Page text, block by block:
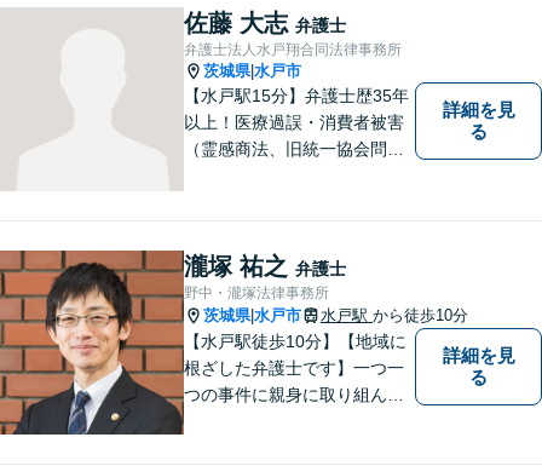
りごとがあればお気軽にご相
談ください！お一人おひとり
に誠実に向き合います。
佐藤 大志 弁護士
弁護士法人水戸翔合同法律事務所
茨城県|水戸市
【水戸駅15分】弁護士歴35年
以上！医療過誤・消費者被害
（霊感商法、旧統一協会問題
め、日々勉強、積極的に行動
し、解決へと導いてまいりま
す。お気軽にご相談くださ
い。【メール24時間受付中】
詳細を見
る
瀧塚 祐之 弁護士
野中・瀧塚法律事務所
茨城県|水戸市 水戸駅 から徒歩10分
【水戸駅徒歩10分】【地域に
根ざした弁護士です】一つ一
つの事件に親身に取り組んで
詳細を見
る